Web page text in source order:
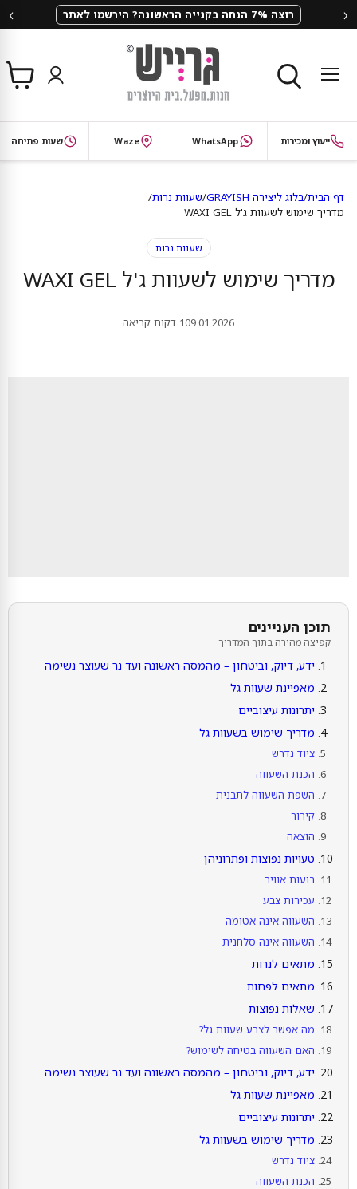
‹ שבוע האבקות של גרייש – ₪100 הנחה ›
תפריט
צפי
בסל
ייעוץ ומכירות WhatsApp
Waze שעות פתיחה
דף הבית/בלוג ליצירה GRAYISH /שעוות נרות/
מדריך שימוש לשעוות ג'ל WAXI GEL
שעוות נרות
מדריך שימוש לשעוות ג'ל WAXI GEL
09.01.20261 דקות קריאה
תוכן העניינים
קפיצה מהירה בתוך המדריך
ידע, דיוק, וביטחון – מהמסה ראשונה ועד נר שעוצר נשימה
מאפיינת שעוות גל
יתרונות עיצוביים
מדריך שימוש בשעוות גל
ציוד נדרש
הכנת השעווה
השפת השעווה לתבנית
קירור
הוצאה
טעויות נפוצות ופתרוניהן
בועות אוויר
עכירות צבע
השעווה אינה אטומה
השעווה אינה סלחנית
מתאים לנרות
מתאים לפחות
שאלות נפוצות
מה אפשר לצבע שעוות גל?
האם השעווה בטיחה לשימוש?
ידע, דיוק, וביטחון – מהמסה ראשונה ועד נר שעוצר נשימה
מאפיינת שעוות גל
יתרונות עיצוביים
מדריך שימוש בשעוות גל
ציוד נדרש
הכנת השעווה